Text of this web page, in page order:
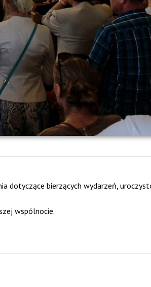
dotyczące bierzących wydarzeń,
wspólnocie.